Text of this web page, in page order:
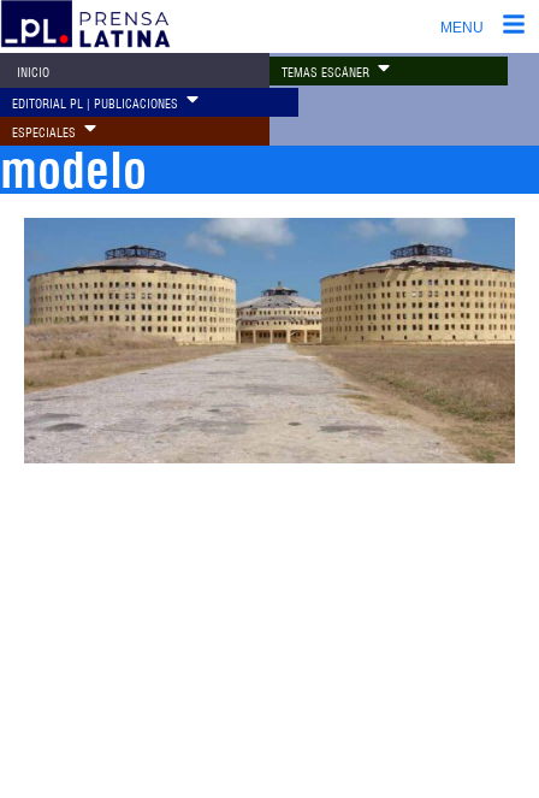
MENU
INICIO TEMAS ESCÁNER
EDITORIAL PL | PUBLICACIONES
ESPECIALES
modelo